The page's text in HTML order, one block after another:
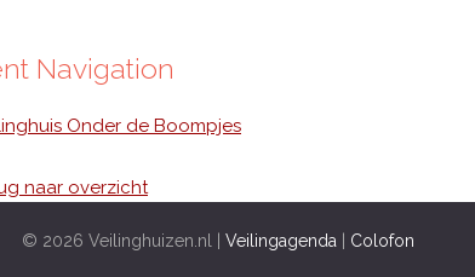
Navigation
Onder de Boompjes
naar overzicht
© 2026 Veilinghuizen.nl | Veilingagenda Colofon